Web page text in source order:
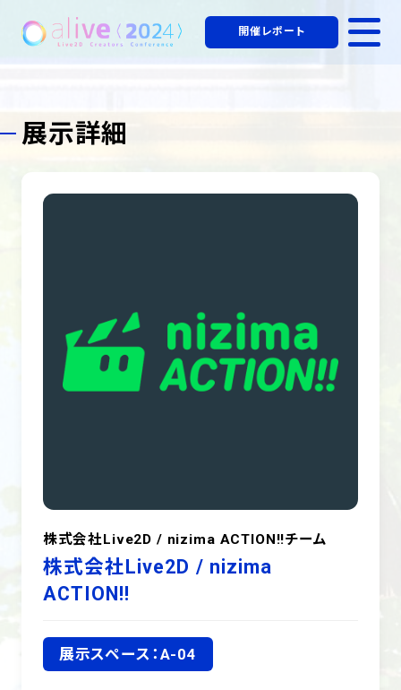
開催レポート
展示詳細
株式会社Live2D / nizima ACTION!!チーム
株式会社Live2D / nizima
ACTION!!
展示スペース：A-04